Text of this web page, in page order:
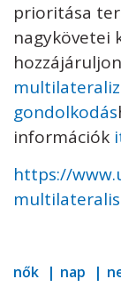
prioritása
nagykövetei
gondolkodás
információk
https://
nők nap